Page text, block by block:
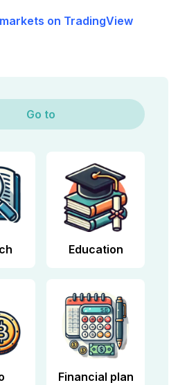
on TradingView
Go to
Education
Financial plan